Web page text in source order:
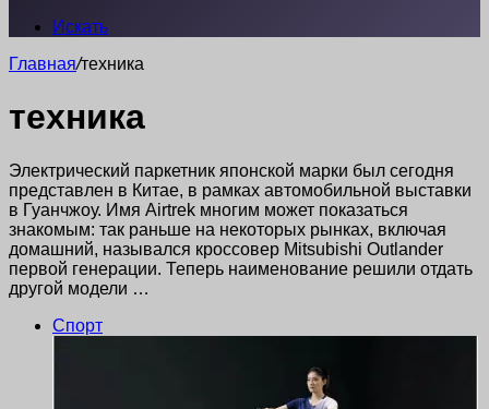
Искать
Главная/техника
техника
Электрический паркетник японской марки был сегодня
представлен в Китае, в рамках автомобильной выставки
в Гуанчжоу. Имя Airtrek многим может показаться
знакомым: так раньше на некоторых рынках, включая
домашний, назывался кроссовер Mitsubishi Outlander
первой генерации. Теперь наименование решили отдать
другой модели …
Спорт